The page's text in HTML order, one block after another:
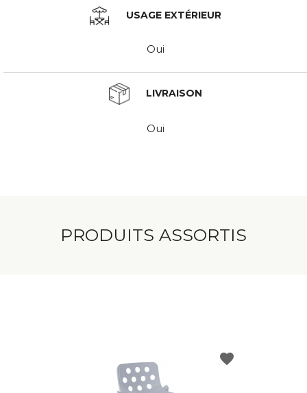
USAGE EXTÉRIEUR
Oui
LIVRAISON
Oui
PRODUITS ASSORTIS
favorite